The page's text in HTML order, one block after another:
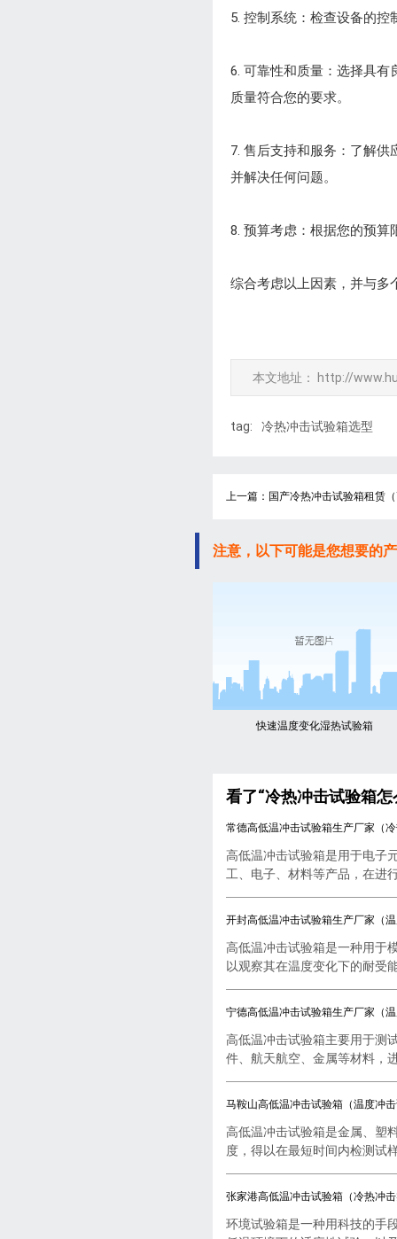
5. 控制系统：检查设备的
6. 可靠性和质量：选择具
质量符合您的要求。
7. 售后支持和服务：了解
并解决任何问题。
8. 预算考虑：根据您的预
综合考虑以上因素，并与多
本文地址： http://
tag: 冷热冲击试验箱选型
上一篇：国产冷热冲击试验箱租赁
注意，以下可能是您想要的
快速温度变化湿热试验箱
看了“冷热冲击试验箱
常德高低温冲击试验箱生产厂家（
高低温冲击试验箱是用于电子
工、电子、材料等产品，在进
开封高低温冲击试验箱生产厂家（
高低温冲击试验箱是一种用于
以观察其在温度变化下的耐受
宁德高低温冲击试验箱生产厂家（
高低温冲击试验箱主要用于测
件、航天航空、金属等材料，
马鞍山高低温冲击试验箱（温度冲
高低温冲击试验箱是金属、塑
度，得以在最短时间内检测试
张家港高低温冲击试验箱（冷热冲
环境试验箱是一种用科技的手